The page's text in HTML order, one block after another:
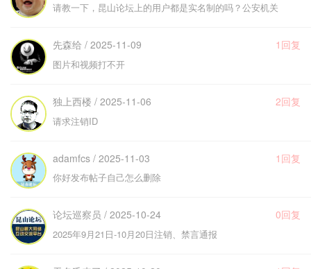
请教一下，昆山论坛上的用户都是实名制的吗？公安机关
先森给 / 2025-11-09 1回复
图片和视频打不开
独上西楼 / 2025-11-06 2回复
请求注销ID
adamfcs / 2025-11-03 1回复
你好发布帖子自己怎么删除
论坛巡察员 / 2025-10-24 0回复
2025年9月21日-10月20日注销、禁言通报